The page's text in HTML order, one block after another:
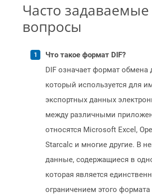
Часто задаваемые
вопросы
Что такое формат DIF?
DIF означает формат
который используется для
экспортных данных
между различными
относятся Microsoft Excel,
Starcalc и многие другие. В
данные, содержащиеся в
которая является
ограничением этого